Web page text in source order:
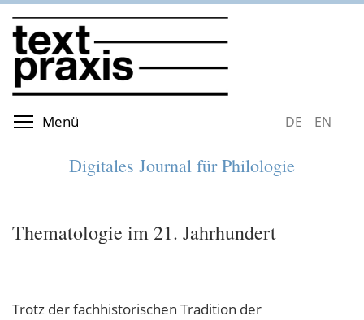
Direkt
zum
Inhalt
Menü Menüsichtbarkeit umschaltenDEUTSCH
Digitales Journal für Philologie
Thematologie im 21. Jahrhundert
Trotz der fachhistorischen Tradition der